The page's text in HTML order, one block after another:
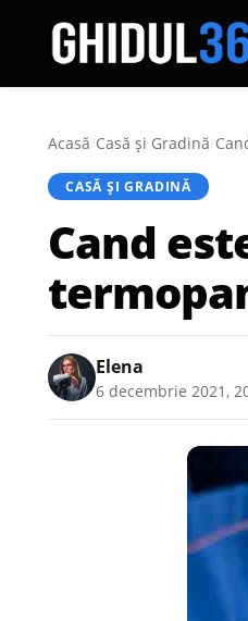
Acasă/Casă şi Gradină/
CASĂ ŞI GRADINĂ
Cand
Elena
6 decembrie 2021,